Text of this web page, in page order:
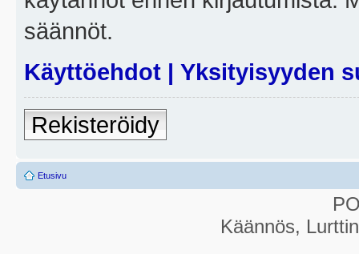
säännöt.
Käyttöehdot | Yksityisyyden
Rekisteröidy
Etusivu
Käännös,